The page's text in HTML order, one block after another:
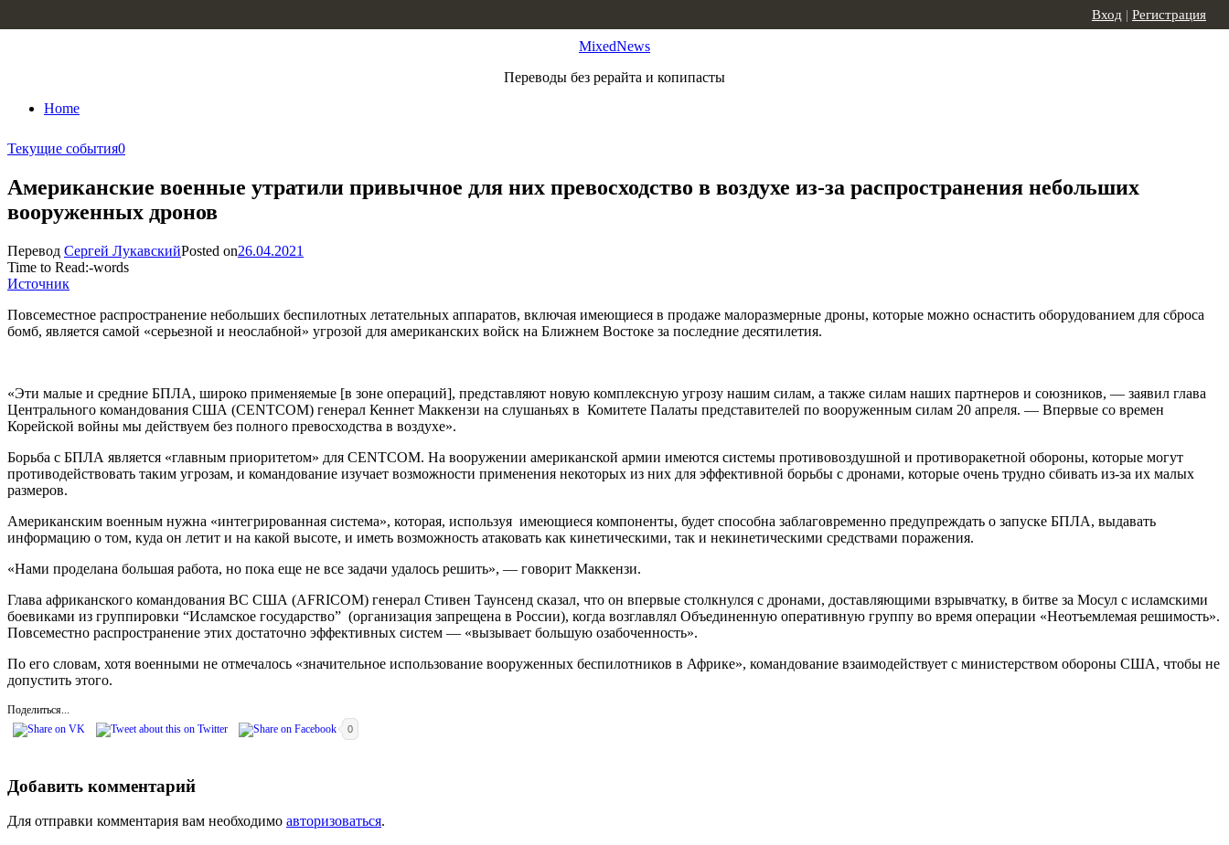
MixedNews
Переводы без рерайта и копипасты
Home
Вход | Регистрация
Текущие события0
Американские военные утратили привычное для них превосходство в воздухе из-за распространения небольших
вооруженных дронов
Перевод Сергей ЛукавскийPosted on26.04.2021
Time to Read:-words
Источник
Повсеместное распространение небольших беспилотных летательных аппаратов, включая имеющиеся в продаже малоразмерные дроны, которые можно оснастить оборудованием для сброса
бомб, является самой «серьезной и неослабной» угрозой для американских войск на Ближнем Востоке за последние десятилетия.
«Эти малые и средние БПЛА, широко применяемые [в зоне операций], представляют новую комплексную угрозу нашим силам, а также силам наших партнеров и союзников, — заявил глава
Центрального командования США (CENTCOM) генерал Кеннет Маккензи на слушаньях в Комитете Палаты представителей по вооруженным силам 20 апреля. — Впервые со времен
Корейской войны мы действуем без полного превосходства в воздухе».
Борьба с БПЛА является «главным приоритетом» для CENTCOM. На вооружении американской армии имеются системы противовоздушной и противоракетной обороны, которые могут
противодействовать таким угрозам, и командование изучает возможности применения некоторых из них для эффективной борьбы с дронами, которые очень трудно сбивать из-за их малых
размеров.
Американским военным нужна «интегрированная система», которая, используя имеющиеся компоненты, будет способна заблаговременно предупреждать о запуске БПЛА, выдавать
информацию о том, куда он летит и на какой высоте, и иметь возможность атаковать как кинетическими, так и некинетическими средствами поражения.
«Нами проделана большая работа, но пока еще не все задачи удалось решить», — говорит Маккензи.
Глава африканского командования ВС США (AFRICOM) генерал Стивен Таунсенд сказал, что он впервые столкнулся с дронами, доставляющими взрывчатку, в битве за Мосул с исламскими
боевиками из группировки “Исламское государство” (организация запрещена в России), когда возглавлял Объединенную оперативную группу во время операции «Неотъемлемая решимость».
Повсеместно распространение этих достаточно эффективных систем — «вызывает большую озабоченность».
По его словам, хотя военными не отмечалось «значительное использование вооруженных беспилотников в Африке», командование взаимодействует с министерством обороны США, чтобы не
допустить этого.
Поделиться...
0
Добавить комментарий
Для отправки комментария вам необходимо авторизоваться.